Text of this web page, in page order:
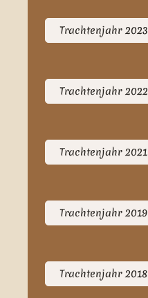
Trachtenjahr 2023
Trachtenjahr 2022
Trachtenjahr 2021
Trachtenjahr 2019
Trachtenjahr 2018